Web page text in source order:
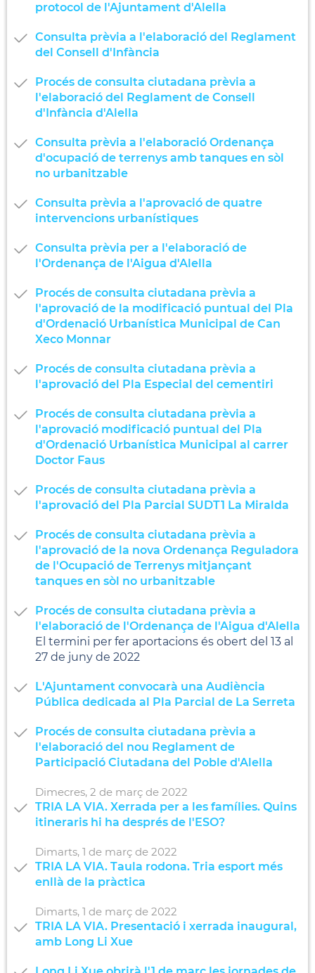
protocol de l'Ajuntament d'Alella
Consulta prèvia a l'elaboració del Reglament
del Consell d'Infància
Procés de consulta ciutadana prèvia a
l'elaboració del Reglament de Consell
d'Infància d'Alella
Consulta prèvia a l'elaboració Ordenança
d'ocupació de terrenys amb tanques en sòl
no urbanitzable
Consulta prèvia a l'aprovació de quatre
intervencions urbanístiques
Consulta prèvia per a l'elaboració de
l'Ordenança de l'Aigua d'Alella
Procés de consulta ciutadana prèvia a
l'aprovació de la modificació puntual del Pla
d'Ordenació Urbanística Municipal de Can
Xeco Monnar
Procés de consulta ciutadana prèvia a
l'aprovació del Pla Especial del cementiri
Procés de consulta ciutadana prèvia a
l'aprovació modificació puntual del Pla
d'Ordenació Urbanística Municipal al carrer
Doctor Faus
Procés de consulta ciutadana prèvia a
l'aprovació del Pla Parcial SUDT1 La Miralda
Procés de consulta ciutadana prèvia a
l'aprovació de la nova Ordenança Reguladora
de l'Ocupació de Terrenys mitjançant
tanques en sòl no urbanitzable
Procés de consulta ciutadana prèvia a
l'elaboració de l'Ordenança de l'Aigua d'Alella
El termini per fer aportacions és obert del 13 al
27 de juny de 2022
L'Ajuntament convocarà una Audiència
Pública dedicada al Pla Parcial de La Serreta
Procés de consulta ciutadana prèvia a
l'elaboració del nou Reglament de
Participació Ciutadana del Poble d'Alella
Dimecres, 2 de març de 2022
TRIA LA VIA. Xerrada per a les famílies. Quins
itineraris hi ha després de l'ESO?
Dimarts, 1 de març de 2022
TRIA LA VIA. Taula rodona. Tria esport més
enllà de la pràctica
Dimarts, 1 de març de 2022
TRIA LA VIA. Presentació i xerrada inaugural,
amb Long Li Xue